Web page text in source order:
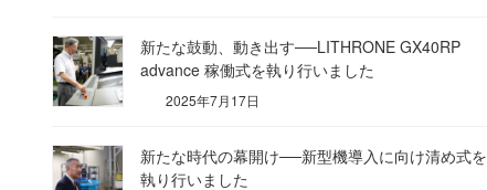
新たな鼓動、動き出す──LITHRONE GX40RP
advance 稼働式を執り行いました
2025年7月17日
新たな時代の幕開け──新型機導入に向け清め式を
執り行いました